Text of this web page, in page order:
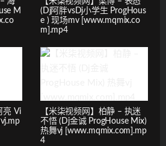
M
(Dj阿胖vsDj小学生 ProgHous
e ) 现场mv [www.mqmix.co
m].mp4
亮 Vi
【米柒视频网】柏静 – 执迷
不悟 (Dj金诚 ProgHouse Mix)
热舞vj [www.mqmix.com].mp
4